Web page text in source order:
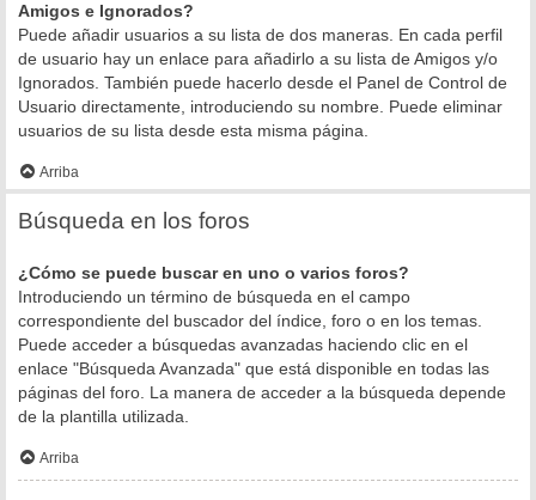
Amigos e Ignorados?
Puede añadir usuarios a su lista de dos maneras. En cada perfil
de usuario hay un enlace para añadirlo a su lista de Amigos y/o
Ignorados. También puede hacerlo desde el Panel de Control de
Usuario directamente, introduciendo su nombre. Puede eliminar
usuarios de su lista desde esta misma página.
Arriba
Búsqueda en los foros
¿Cómo se puede buscar en uno o varios foros?
Introduciendo un término de búsqueda en el campo
correspondiente del buscador del índice, foro o en los temas.
Puede acceder a búsquedas avanzadas haciendo clic en el
enlace "Búsqueda Avanzada" que está disponible en todas las
páginas del foro. La manera de acceder a la búsqueda depende
de la plantilla utilizada.
Arriba